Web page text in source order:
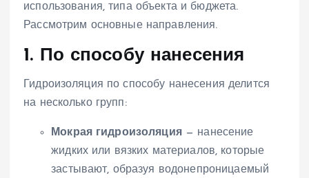
использования, типа объекта и бюджета.
Рассмотрим основные направления.
1. По способу нанесения
Гидроизоляция по способу нанесения делится
на несколько групп:
Мокрая гидроизоляция— нанесение
жидких или вязких материалов, которые
застывают, образуя водонепроницаемый